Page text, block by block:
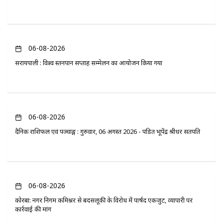
06-08-2026
सरायपाली : विश्व स्तनपान सप्ताह सम्मेलन का आयोजन किया गया
06-08-2026
दैनिक राशिफल एवं पञ्चाङ्ग : गुरुवार, 06 अगस्त 2026 - पंडित भूपेंद्र श्रीधर सतपति
06-08-2026
कोरबा: नगर निगम कमिश्नर से बदसलूकी के विरोध में पार्षद एकजुट, व्यापारी पर
कार्रवाई की मांग